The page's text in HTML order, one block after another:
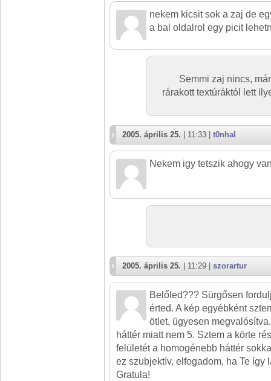
nekem kicsit sok a zaj de
a bal oldalrol egy picit
Semmi zaj nincs,
rárakott textúráktól lett
2005. április 25. | 11:33 | t0nhal
Nekem igy tetszik ahogy
2005. április 25. | 11:29 | szorartur
Belőled??? Sürgősen
érted. A kép egyébként
ötlet, ügyesen
háttér miatt nem 5. Sztem a körte
felületét a homogénebb háttér
ez szubjektív, elfogadom, ha Te így
Gratula!